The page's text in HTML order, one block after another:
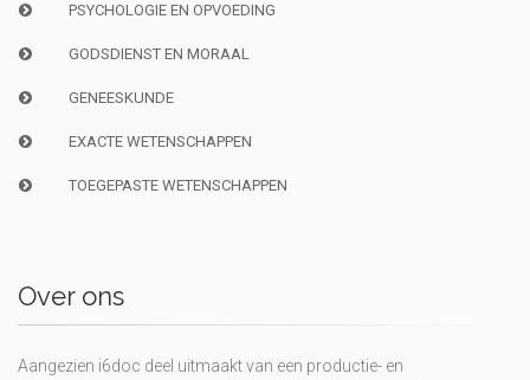
PSYCHOLOGIE EN OPVOEDING
GODSDIENST EN MORAAL
GENEESKUNDE
EXACTE WETENSCHAPPEN
TOEGEPASTE WETENSCHAPPEN
Over ons
Aangezien i6doc deel uitmaakt van een productie- en